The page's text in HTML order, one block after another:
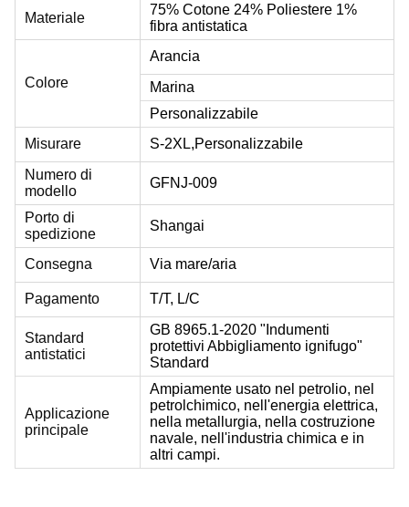
Materiale
75% Cotone 24% Poliestere 1%
fibra antistatica
Colore
Arancia
Marina
Personalizzabile
Misurare
S-2XL,Personalizzabile
Numero di
modello
GFNJ-009
Porto di
spedizione
Shangai
Consegna Via mare/aria
Pagamento T/T, L/C
Standard
antistatici
GB 8965.1-2020 "Indumenti
protettivi Abbigliamento ignifugo"
Standard
Applicazione
principale
Ampiamente usato nel petrolio, nel
petrolchimico, nell'energia elettrica,
nella metallurgia, nella costruzione
navale, nell'industria chimica e in
altri campi.